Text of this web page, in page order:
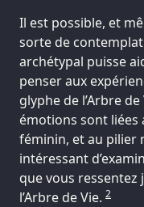
Il est possible, et
sorte de
archétypal puisse
penser aux
glyphe de l’Arbre
émotions sont
féminin, et au pilier
intéressant
que vous
l’Arbre de Vie. 2